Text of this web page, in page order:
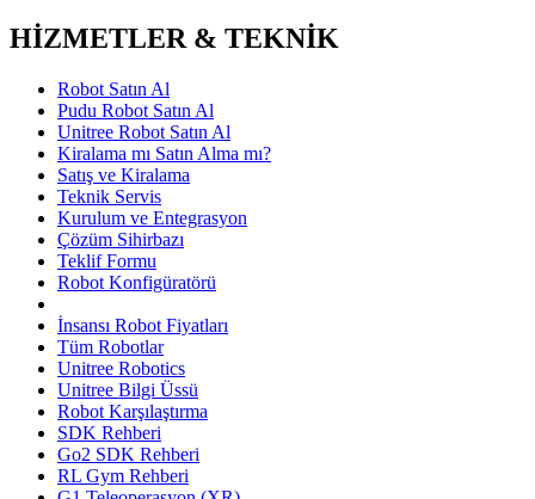
HİZMETLER & TEKNİK
Robot Satın Al
Pudu Robot Satın Al
Unitree Robot Satın Al
Kiralama mı Satın Alma mı?
Satış ve Kiralama
Teknik Servis
Kurulum ve Entegrasyon
Çözüm Sihirbazı
Teklif Formu
Robot Konfigüratörü
İnsansı Robot Fiyatları
Tüm Robotlar
Unitree Robotics
Unitree Bilgi Üssü
Robot Karşılaştırma
SDK Rehberi
Go2 SDK Rehberi
RL Gym Rehberi